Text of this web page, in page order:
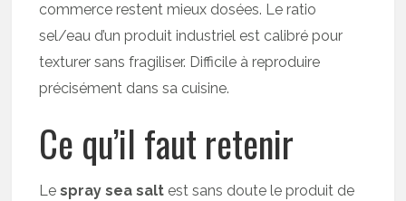
commerce restent mieux dosées. Le ratio
sel/eau d’un produit industriel est calibré pour
texturer sans fragiliser. Difficile à reproduire
précisément dans sa cuisine.
Ce qu’il faut retenir
Lespray sea salt est sans doute le produit de